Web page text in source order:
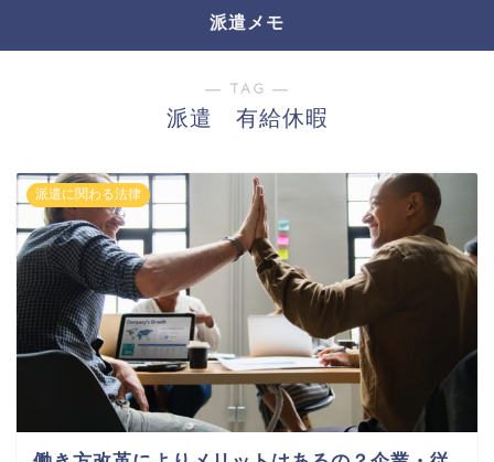
派遣メモ
― TAG ―
派遣 有給休暇
派遣に関わる法律